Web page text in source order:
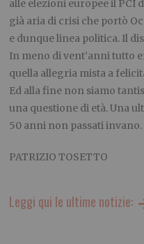
alle elezioni europee il PCI
già aria di crisi che portò
e dunque linea politica. Il
In meno di vent’anni tutto
quella allegria mista a
Ed alla fine non siamo
una questione di età. Una
50 anni non passati invano.
PATRIZIO TOSETTO
Leggi qui le ultime notizie: